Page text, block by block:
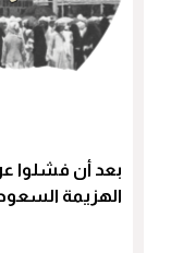
بعد أن فشلوا
الهزيمة